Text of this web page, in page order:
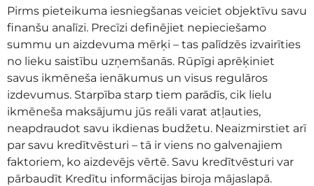
Pirms pieteikuma iesniegšanas veiciet objektīvu savu
finanšu analīzi. Precīzi definējiet nepieciešamo
summu un aizdevuma mērķi – tas palīdzēs izvairīties
no lieku saistību uzņemšanās. Rūpīgi aprēķiniet
savus ikmēneša ienākumus un visus regulāros
izdevumus. Starpība starp tiem parādīs, cik lielu
ikmēneša maksājumu jūs reāli varat atļauties,
neapdraudot savu ikdienas budžetu. Neaizmirstiet arī
par savu kredītvēsturi – tā ir viens no galvenajiem
faktoriem, ko aizdevējs vērtē. Savu kredītvēsturi var
pārbaudīt Kredītu informācijas biroja mājaslapā.